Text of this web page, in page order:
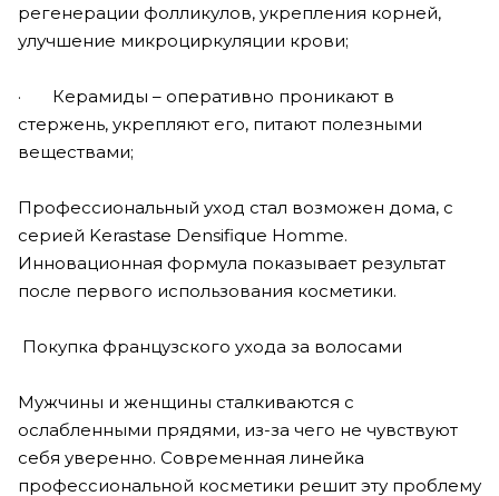
регенерации фолликулов, укрепления корней,
улучшение микроциркуляции крови;
· Керамиды – оперативно проникают в
стержень, укрепляют его, питают полезными
веществами;
Профессиональный уход стал возможен дома, с
серией Kerastase Densifique Homme.
Инновационная формула показывает результат
после первого использования косметики.
Покупка французского ухода за волосами
Мужчины и женщины сталкиваются с
ослабленными прядями, из-за чего не чувствуют
себя уверенно. Современная линейка
профессиональной косметики решит эту проблему